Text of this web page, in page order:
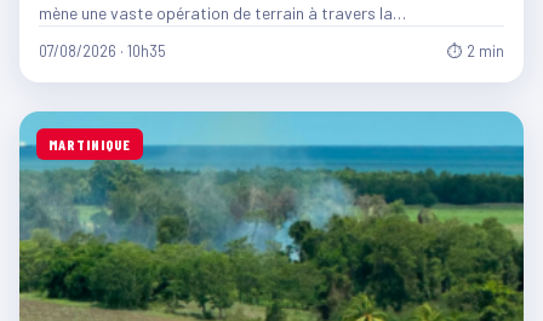
mène une vaste opération de terrain à travers la…
07/08/2026 · 10h35 ⏱ 2 min
MARTINIQUE